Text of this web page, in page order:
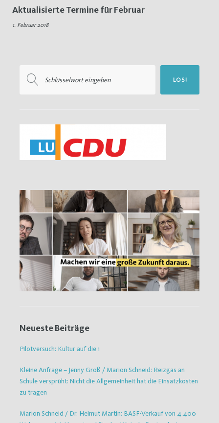
Schlagwort:
Februar
Aktualisierte Termine für Februar
1. Februar 2018
nach:
LOS!
Neueste Beiträge
Pilotversuch: Kultur auf die 1
Kleine Anfrage – Jenny Groß / Marion Schneid: Reizgas an
Schule versprüht: Nicht die Allgemeinheit hat die Einsatzkosten
zu tragen
Marion Schneid / Dr. Helmut Martin: BASF-Verkauf von 4.400